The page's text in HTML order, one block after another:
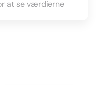
at se værdierne